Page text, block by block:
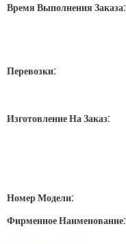
Время Выполнения Заказа:
Перевозки:
Изготовление На Заказ:
Номер Модели:
Фирменное Наименование: